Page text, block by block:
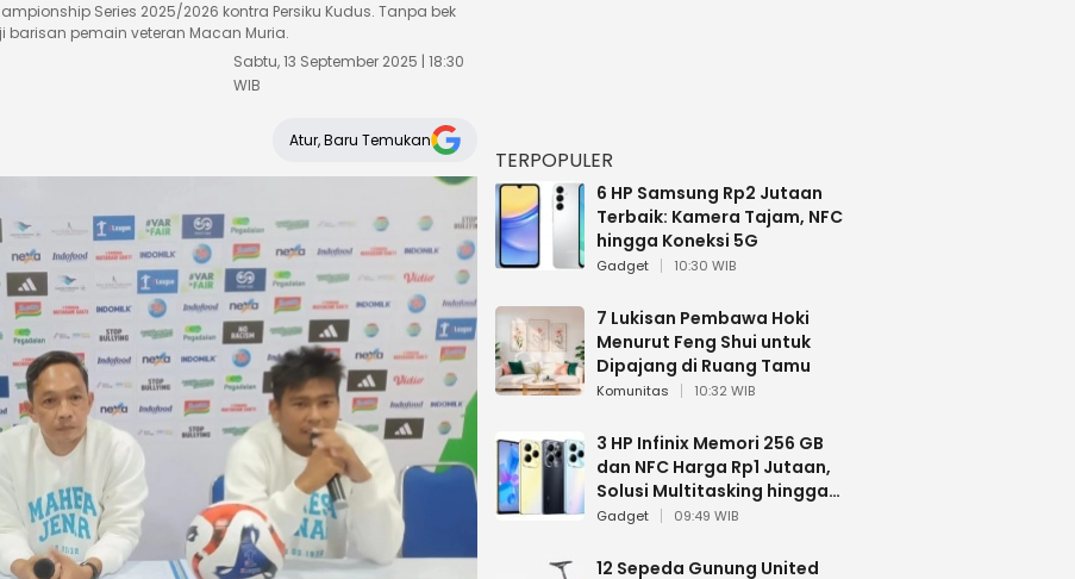
Series 2025/2026 kontra Persiku Kudus. Tanpa bek
pemain veteran Macan Muria.
Sabtu, 13 September 2025 | 18:30
WIB
Atur, Baru Temukan
TERPOPULER
6 HP Samsung Rp2 Jutaan
Terbaik: Kamera Tajam, NFC
hingga Koneksi 5G
Gadget 10:30 WIB
7 Lukisan Pembawa Hoki
Menurut Feng Shui untuk
Dipajang di Ruang Tamu
Komunitas 10:32 WIB
3 HP Infinix Memori 256 GB
dan NFC Harga Rp1 Jutaan,
Solusi Multitasking hingga
Gaming
Gadget 09:49 WIB
12 Sepeda Gunung United